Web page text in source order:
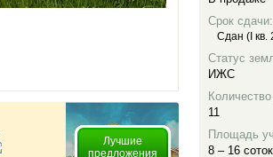
Лучшие
предложения
Срок сдачи:
Сдан (I кв.
Статус
ИЖС
11
Площадь
8 – 16 соток